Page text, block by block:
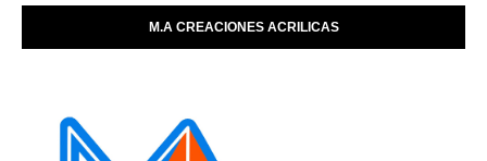
M.A CREACIONES ACRILICAS